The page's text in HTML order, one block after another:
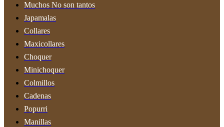
Muchos No son tantos
Japamalas
Collares
Maxicollares
Choquer
Minichoquer
Colmillos
Cadenas
Popurri
Manillas